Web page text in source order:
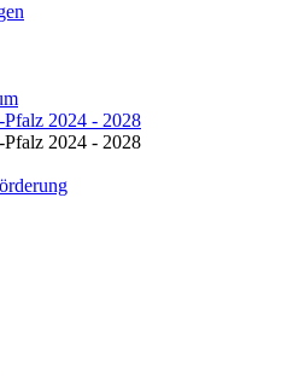
2024 - 2028
2024 - 2028